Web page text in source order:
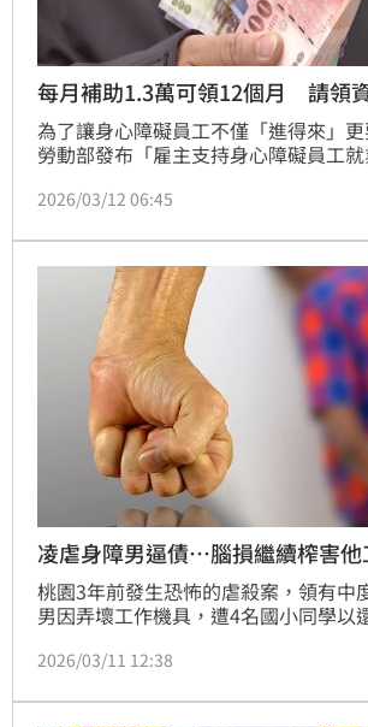
每月補助1.3萬可領12個月 請領
為了讓身心障礙員工不僅「進得來」更
勞動部發布「雇主支持身心障礙員工
用3名以上身心障礙員工，且提出職場
採取群組進用模式還可額外領取獎勵
年底止，與企業攜手打造共融職場。
2026/03/12 06:45
凌虐身障男逼債…腦損繼續榨害他
桃園3年前發生恐怖的虐殺案，領有中
男因弄壞工作機具，遭4名國小同學以
要被要求要求繼續工作，即使在主嫌住
此案一審於近日宣判，並將4名涉案人
2026/03/11 12:38